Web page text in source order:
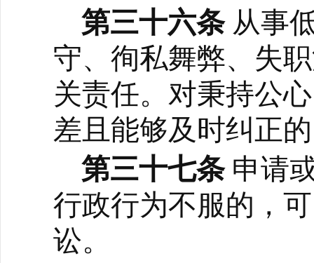
第三十六条 从事
守、徇私舞弊、失
关责任。对秉持公
差且能够及时纠正
第三十七条 申请
行政行为不服的，
讼。